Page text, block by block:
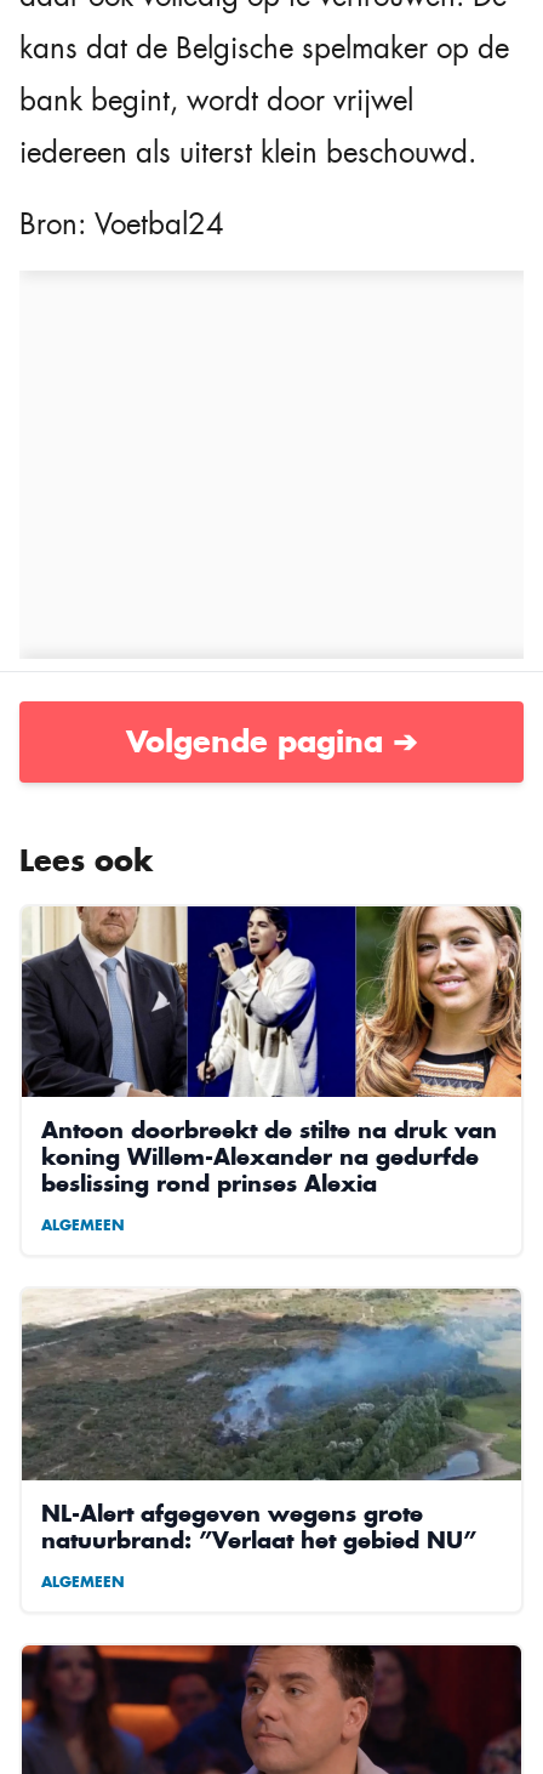
kans dat de Belgische spelmaker op de
bank begint, wordt door vrijwel
iedereen als uiterst klein beschouwd.
Bron: Voetbal24
Volgende pagina ➔
Lees ook
Antoon doorbreekt de stilte na druk van
koning Willem-Alexander na gedurfde
beslissing rond prinses Alexia
ALGEMEEN
NL-Alert afgegeven wegens grote
natuurbrand: ”Verlaat het gebied NU”
ALGEMEEN